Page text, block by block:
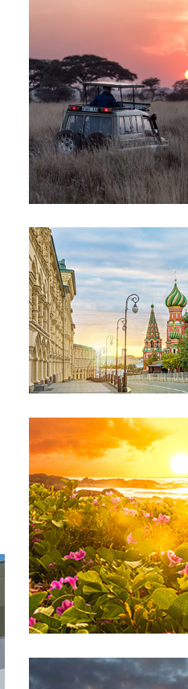
África
Rusia
Bolivia